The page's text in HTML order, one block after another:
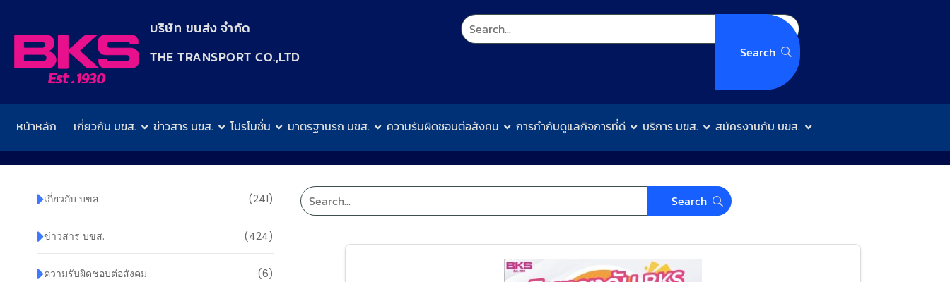
บริษัท ขนส่ง จำกัด
THE TRANSPORT CO.,LTD​
หน้าหลัก เกี่ยวกับ บขส. ข่าวสาร บขส. โปรโมชั่น มาตรฐานรถ บขส. ความรับผิดชอบต่อสังคม การกำกับดูแลกิจการที่ดี บริการ บขส. สมัครงานกับ บขส.
เกี่ยวกับ บขส. (241)
ข่าวสาร บขส. (424)
ความรับผิดชอบต่อสังคม (6)